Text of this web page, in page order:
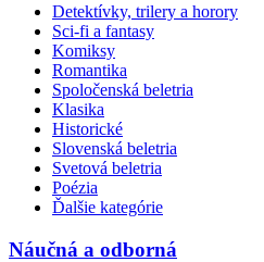
Detektívky, trilery a horory
Sci-fi a fantasy
Komiksy
Romantika
Spoločenská beletria
Klasika
Historické
Slovenská beletria
Svetová beletria
Poézia
Ďalšie kategórie
Náučná a odborná